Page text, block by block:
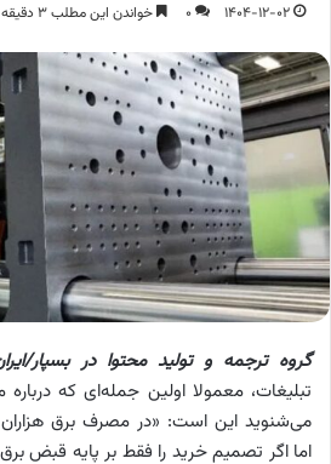
1404-12-02
0 خواندن این مطلب 3 دقیقه زمان میبرد
گروه ترجمه و تولید محتوا در بسپار/
تبلیغات، معمولا اولین جمله‌ای که
می‌شنوید این است: «در مصرف برق
اما اگر تصمیم خرید را فقط بر پایه قبض